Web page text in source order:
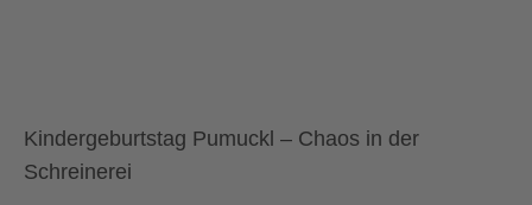
Kindergeburtstag Pumuckl – Chaos in der
Schreinerei